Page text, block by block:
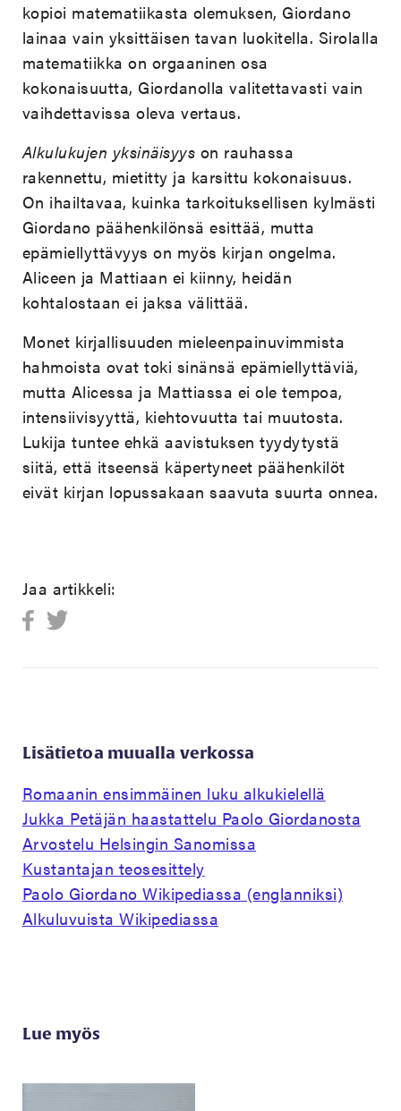
kopioi matematiikasta olemuksen, Giordano
lainaa vain yksittäisen tavan luokitella. Sirolalla
matematiikka on orgaaninen osa
kokonaisuutta, Giordanolla valitettavasti vain
vaihdettavissa oleva vertaus.
Alkulukujen yksinäisyys on rauhassa
rakennettu, mietitty ja karsittu kokonaisuus.
On ihailtavaa, kuinka tarkoituksellisen kylmästi
Giordano päähenkilönsä esittää, mutta
epämiellyttävyys on myös kirjan ongelma.
Aliceen ja Mattiaan ei kiinny, heidän
kohtalostaan ei jaksa välittää.
Monet kirjallisuuden mieleenpainuvimmista
hahmoista ovat toki sinänsä epämiellyttäviä,
mutta Alicessa ja Mattiassa ei ole tempoa,
intensiivisyyttä, kiehtovuutta tai muutosta.
Lukija tuntee ehkä aavistuksen tyydytystä
siitä, että itseensä käpertyneet päähenkilöt
eivät kirjan lopussakaan saavuta suurta onnea.
Jaa artikkeli:
Lisätietoa muualla verkossa
Romaanin ensimmäinen luku alkukielellä
Jukka Petäjän haastattelu Paolo Giordanosta
Arvostelu Helsingin Sanomissa
Kustantajan teosesittely
Paolo Giordano Wikipediassa (englanniksi)
Alkuluvuista Wikipediassa
Lue myös